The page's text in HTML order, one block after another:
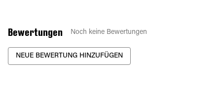
Bewertungen Noch keine Bewertungen
NEUE BEWERTUNG HINZUFÜGEN